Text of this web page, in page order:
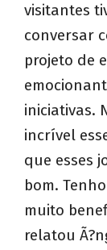
visitantes
conversar
projeto de
iniciativas.
incrível
que esses
bom.
muito
relatou